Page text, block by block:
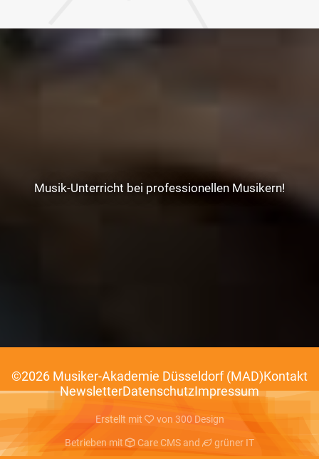
Musik-Unterricht bei professionellen Musikern!
©2026 Musiker-Akademie Düsseldorf (MAD)Kontakt
NewsletterDatenschutzImpressum
Erstellt mit von 300 Design
Betrieben mit Care CMSand grüner IT